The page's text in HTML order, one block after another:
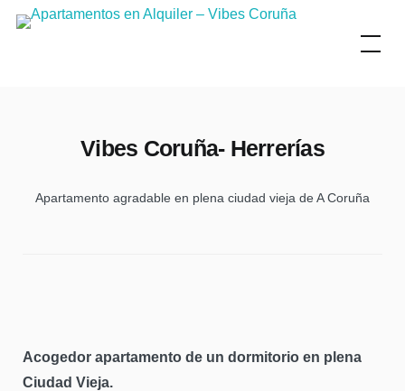
Skip
Vibes Coruña- Herrerías
Apartamento agradable en plena ciudad vieja de A Coruña
Acogedor apartamento de un dormitorio en plena
Ciudad Vieja.